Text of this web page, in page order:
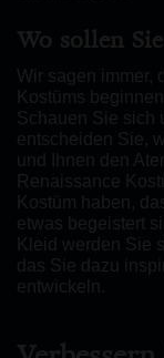
Wo sollen
Wir sagen immer,
Kostüms
Schauen Sie sich
entscheiden Sie,
und Ihnen den
Renaissance
Kostüm haben,
etwas begeistert
Kleid werden Sie
das Sie dazu
entwickeln.